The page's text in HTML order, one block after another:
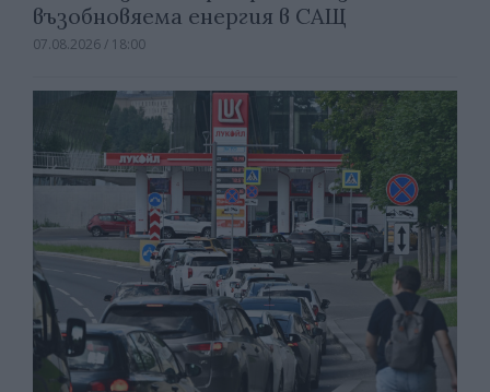
възобновяема енергия в САЩ
07.08.2026 / 18:00